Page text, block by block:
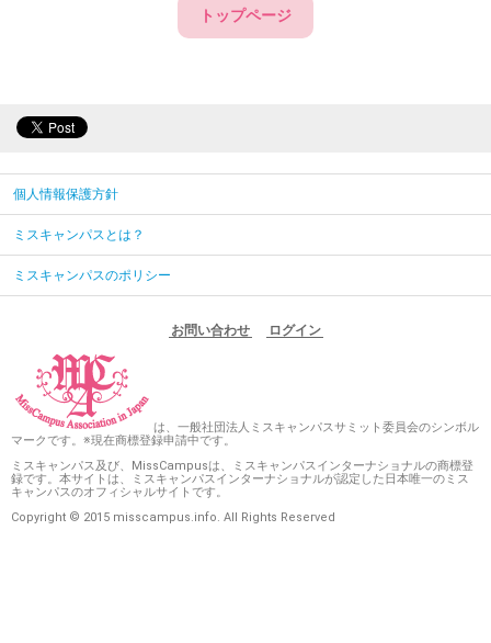
トップページ
個人情報保護方針
ミスキャンパスとは？
ミスキャンパスのポリシー
お問い合わせ ログイン
は、一般社団法人ミスキャンパスサミット委員会のシンボル
マークです。※現在商標登録申請中です。
ミスキャンパス及び、MissCampusは、ミスキャンパスインターナショナルの商標登
録です。本サイトは、ミスキャンパスインターナショナルが認定した日本唯一のミス
キャンパスのオフィシャルサイトです。
Copyright © 2015 misscampus.info. All Rights Reserved